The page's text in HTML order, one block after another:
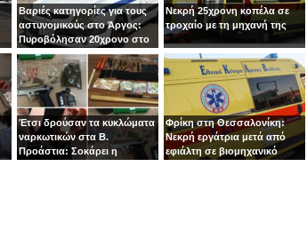
Βαριές κατηγορίες για τους
αστυνομικούς στο Άργος:
Πυροβόλησαν 20χρονο στο
κεφάλι
Νεκρή 25χρονη κοπέλα σε
τροχαίο με τη μηχανή της
Έτσι δρούσαν τα κυκλώματα
ναρκωτικών στα Β.
Προάστια: Σοκάρει η
Φρίκη στη Θεσσαλονίκη:
Νεκρή εργάτρια μετά από
εφιάλτη σε βιομηχανικό